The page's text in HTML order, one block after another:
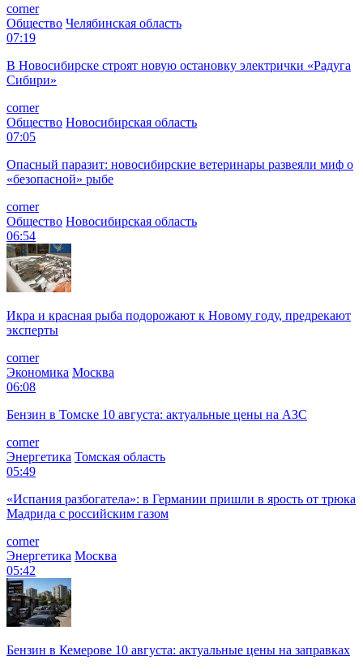
corner
Общество Челябинская область
07:19
В Новосибирске строят новую остановку электрички «Радуга
Сибири»
corner
Общество Новосибирская область
07:05
Опасный паразит: новосибирские ветеринары развеяли миф о
«безопасной» рыбе
corner
Общество Новосибирская область
06:54
Икра и красная рыба подорожают к Новому году, предрекают
эксперты
corner
Экономика Москва
06:08
Бензин в Томске 10 августа: актуальные цены на АЗС
corner
Энергетика Томская область
05:49
«Испания разбогатела»: в Германии пришли в ярость от трюка
Мадрида с российским газом
corner
Энергетика Москва
05:42
Бензин в Кемерове 10 августа: актуальные цены на заправках